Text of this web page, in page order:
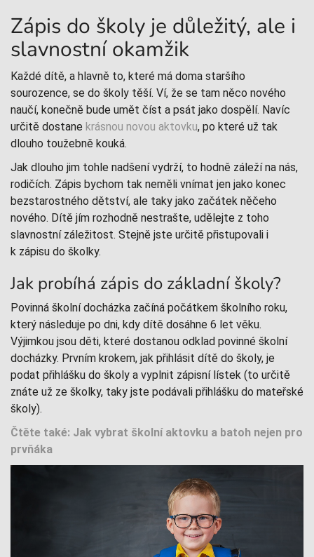
Zápis do školy je důležitý, ale i
slavnostní okamžik
Každé dítě, a hlavně to, které má doma staršího
sourozence, se do školy těší. Ví, že se tam něco nového
naučí, konečně bude umět číst a psát jako dospělí. Navíc
určitě dostane krásnou novou aktovku, po které už tak
dlouho toužebně kouká.
Jak dlouho jim tohle nadšení vydrží, to hodně záleží na nás,
rodičích. Zápis bychom tak neměli vnímat jen jako konec
bezstarostného dětství, ale taky jako začátek něčeho
nového. Dítě jím rozhodně nestrašte, udělejte z toho
slavnostní záležitost. Stejně jste určitě přistupovali i
k zápisu do školky.
Jak probíhá zápis do základní školy?
Povinná školní docházka začíná počátkem školního roku,
který následuje po dni, kdy dítě dosáhne 6 let věku.
Výjimkou jsou děti, které dostanou odklad povinné školní
docházky. Prvním krokem, jak přihlásit dítě do školy, je
podat přihlášku do školy a vyplnit zápisní lístek (to určitě
znáte už ze školky, taky jste podávali přihlášku do mateřské
školy).
Čtěte také: Jak vybrat školní aktovku a batoh nejen pro
prvňáka